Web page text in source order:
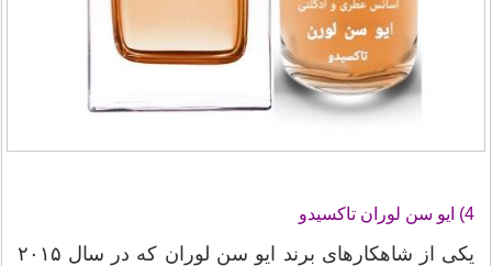
4) ایو سن لوران تاکسیدو
یکی از شاهکارهای برند ایو سن لوران که در سال ۲۰۱۵